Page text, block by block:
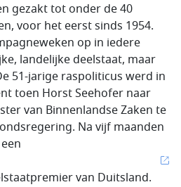
gezakt tot onder de 40
voor het eerst sinds 1954.
op in iedere
landelijke deelstaat, maar
51-jarige raspoliticus werd in
toen Horst Seehofer naar
van Binnenlandse Zaken te
Na vijf maanden
van Duitsland.